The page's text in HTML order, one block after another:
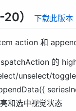
） 下载此版本
action 和
的
unselect/
和选中视觉状态